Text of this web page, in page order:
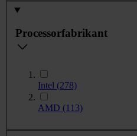
Processorfabrikant
Intel (278)
AMD (113)